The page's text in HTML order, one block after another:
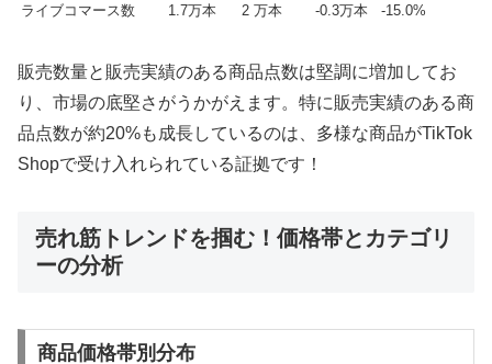
ライブコマース数 1.7万本 2 万本 -0.3万本 -15.0%
販売数量と販売実績のある商品点数は堅調に増加してお
り、市場の底堅さがうかがえます。特に販売実績のある商
品点数が約20%も成長しているのは、多様な商品がTikTok
Shopで受け入れられている証拠です！
売れ筋トレンドを掴む！価格帯とカテゴリ
ーの分析
商品価格帯別分布